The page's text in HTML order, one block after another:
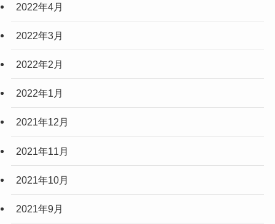
2022年4月
2022年3月
2022年2月
2022年1月
2021年12月
2021年11月
2021年10月
2021年9月